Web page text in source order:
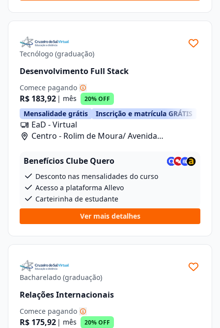
Tecnólogo (graduação)
Desenvolvimento Full Stack
Comece pagando
R$ 183,92 | mês 20% OFF
Mensalidade grátis Inscrição e matrícula GRÁTIS
EaD - Virtual
Centro - Rolim de Moura/ Avenida
Benefícios Clube Quero
Desconto nas mensalidades do curso
Acesso a plataforma Allevo
Carteirinha de estudante
Ver mais detalhes
Bacharelado (graduação)
Relações Internacionais
Comece pagando
R$ 175,92 | mês 20% OFF